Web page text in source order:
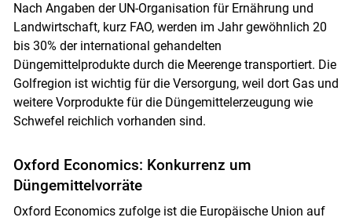
Nach Angaben der UN-Organisation für Ernährung und
Landwirtschaft, kurz FAO, werden im Jahr gewöhnlich 20
bis 30% der international gehandelten
Düngemittelprodukte durch die Meerenge transportiert. Die
Golfregion ist wichtig für die Versorgung, weil dort Gas und
weitere Vorprodukte für die Düngemittelerzeugung wie
Schwefel reichlich vorhanden sind.
Oxford Economics: Konkurrenz um
Düngemittelvorräte
Oxford Economics zufolge ist die Europäische Union auf